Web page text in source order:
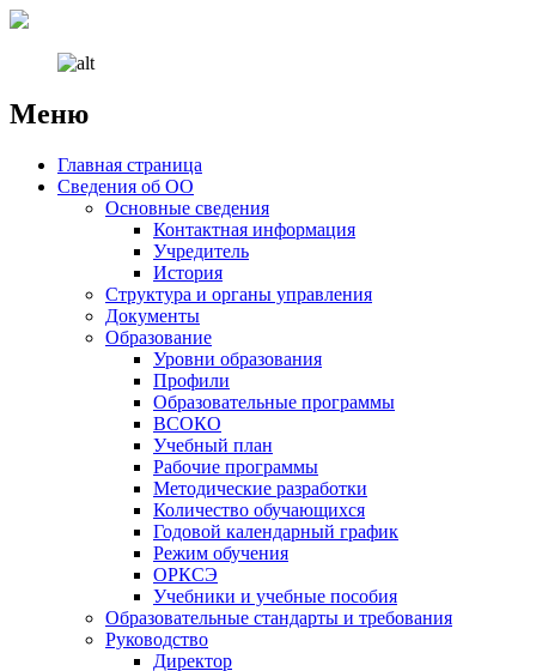
Меню
НаверхГлавная страница
Сведения об ОО
Основные сведения
Контактная информация
Учредитель
История
Структура и органы управления
Документы
Образование
Уровни образования
Профили
Образовательные программы
ВСОКО
Учебный план
Рабочие программы
Методические разработки
Количество обучающихся
Годовой календарный график
Режим обучения
ОРКСЭ
Учебники и учебные пособия
Образовательные стандарты и требования
Руководство
Директор